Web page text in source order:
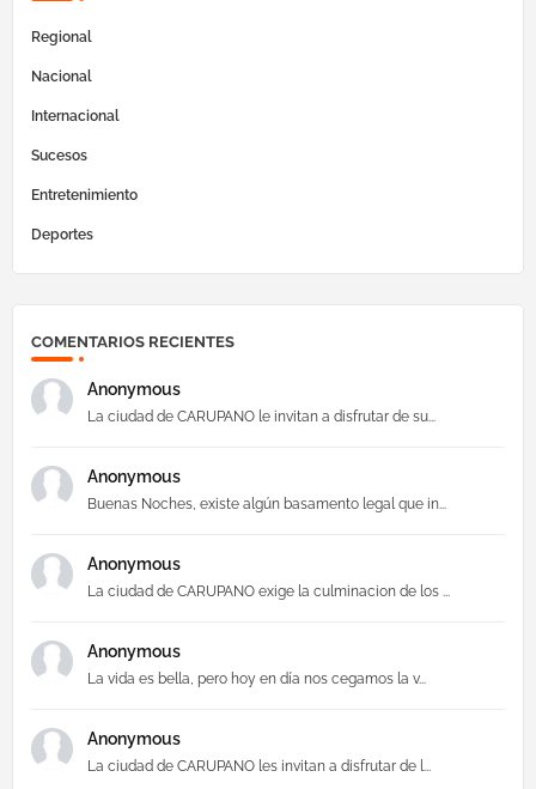
Regional
Nacional
Internacional
Sucesos
Entretenimiento
Deportes
COMENTARIOS RECIENTES
Anonymous
La ciudad de CARUPANO le invitan a disfrutar de su...
Anonymous
Buenas Noches, existe algún basamento legal que in...
Anonymous
La ciudad de CARUPANO exige la culminacion de los ...
Anonymous
La vida es bella, pero hoy en día nos cegamos la v...
Anonymous
La ciudad de CARUPANO les invitan a disfrutar de l...